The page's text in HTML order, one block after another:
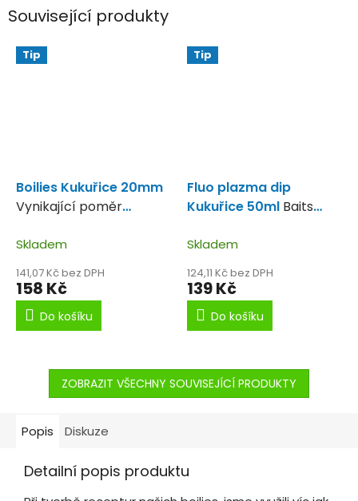
Související produkty
Tip
Boilies Kukuřice 20mm
Vynikající poměr
Skladem
141,07 Kč bez DPH
158 Kč
Do košíku
Tip
Fluo plazma dip
Kukuřice 50ml Baits
Skladem
124,11 Kč bez DPH
139 Kč
Do košíku
ZOBRAZIT VŠECHNY SOUVISEJÍCÍ PRODUKTY
Popis Diskuze
Detailní popis produktu